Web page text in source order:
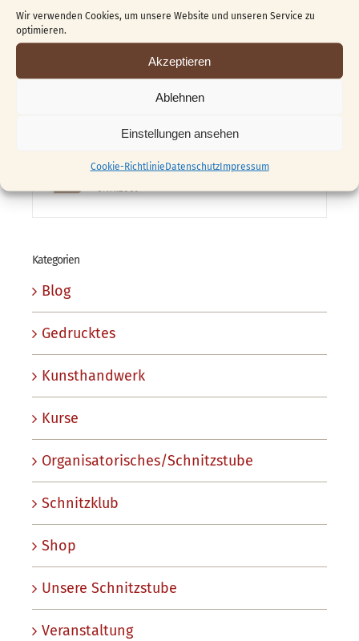
Wir verwenden Cookies, um unsere Website und unseren Service zu
optimieren.
Akzeptieren
Ablehnen
Einstellungen ansehen
Cookie-RichtlinieDatenschutzImpressum
Vom Block zur Skulptur …
Franz Kursprogramm 2010
07.11.2009
Kategorien
Blog
Gedrucktes
Kunsthandwerk
Kurse
Organisatorisches/Schnitzstube
Schnitzklub
Shop
Unsere Schnitzstube
Veranstaltung